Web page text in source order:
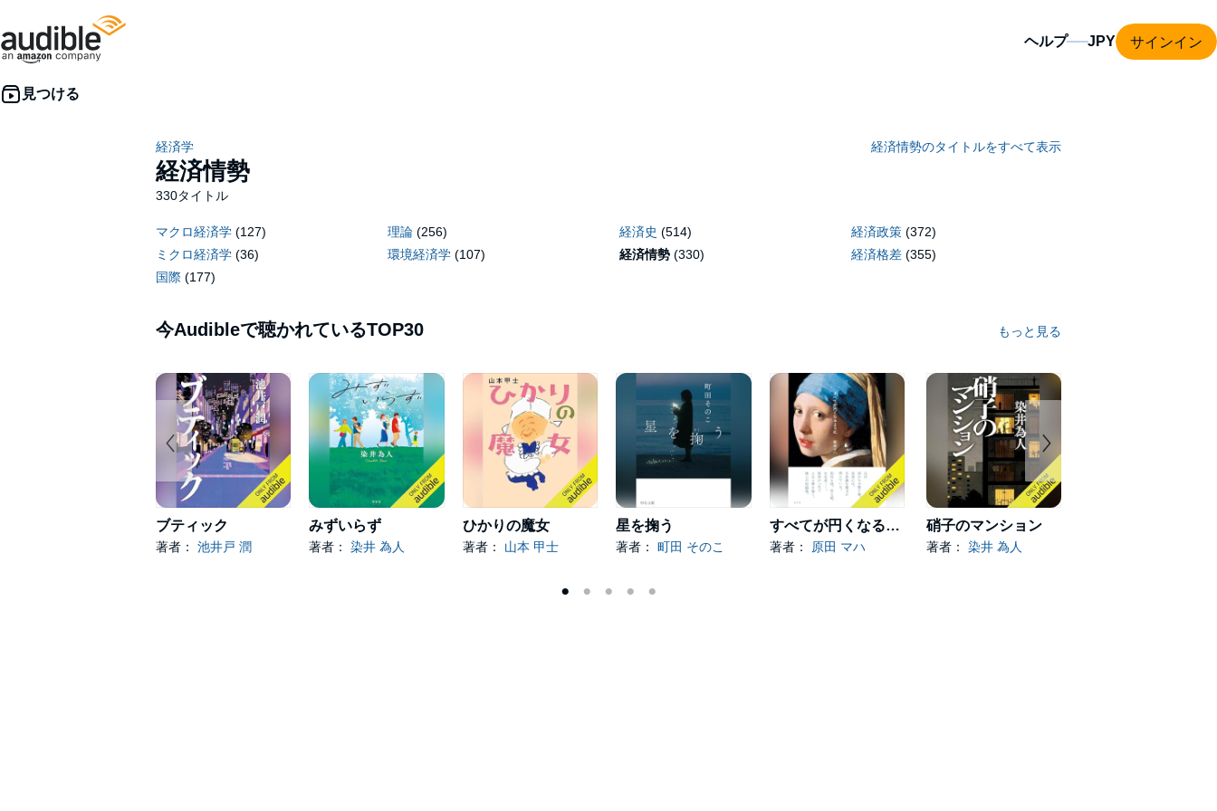
ヘルプ サインイン
経済学
経済情勢
330タイトル
経済情勢のタイトルをすべて表示
マクロ経済学 (127) 理論 (256) 経済史 (514) 経済政策 (372)
ミクロ経済学 (36) 環境経済学 (107) 経済情勢 (330) 経済格差 (355)
国際 (177)
今Audibleで聴かれているTOP30 もっと見る
ブティック
著者： 池井戸 潤
みずいらず
著者：染井 為人
ひかりの魔女
著者： 山本 甲士
星を掬う
著者：町田 そのこ
すべてが円くなるように
著者： 原田 マハ
硝子のマンション
著者： 染井 為人